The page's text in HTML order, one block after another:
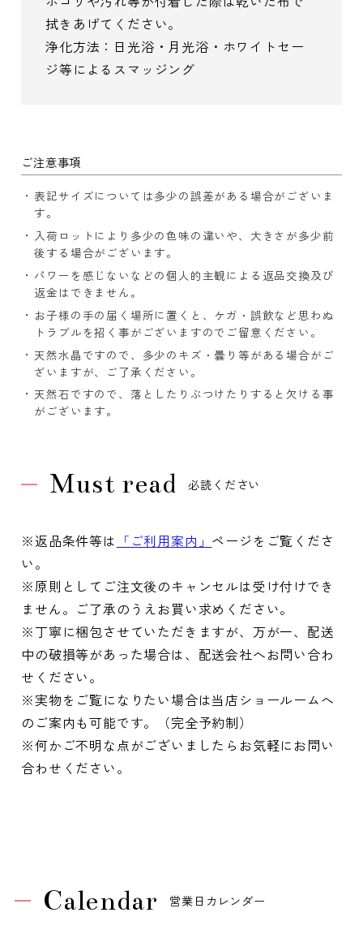
拭きあげてください。
浄化方法：日光浴・月光浴・ホワイトセー
ジ等によるスマッジング
ご注意事項
表記サイズについては多少の誤差がある場合がございま
す。
入荷ロットにより多少の色味の違いや、大きさが多少前
後する場合がございます。
パワーを感じないなどの個人的主観による返品交換及び
返金はできません。
お子様の手の届く場所に置くと、ケガ・誤飲など思わぬ
トラブルを招く事がございますのでご留意ください。
天然水晶ですので、多少のキズ・曇り等がある場合がご
ざいますが、ご了承ください。
天然石ですので、落としたりぶつけたりすると欠ける事
がございます。
Must read 必読ください
※返品条件等は 「ご利用案内」 ページをご覧くださ
い。
※原則としてご注文後のキャンセルは受け付けでき
ません。ご了承のうえお買い求めください。
※丁寧に梱包させていただきますが、万が一、配送
中の破損等があった場合は、配送会社へお問い合わ
せください。
※実物をご覧になりたい場合は当店ショールームへ
のご案内も可能です。（完全予約制）
※何かご不明な点がございましたらお気軽にお問い
合わせください。
Calendar 営業日カレンダー